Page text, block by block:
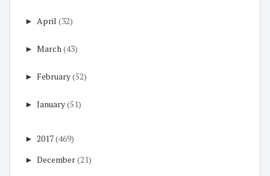
► April (32)
► March(43)
► February(52)
► January(51)
► 2017(469)
► December(21)